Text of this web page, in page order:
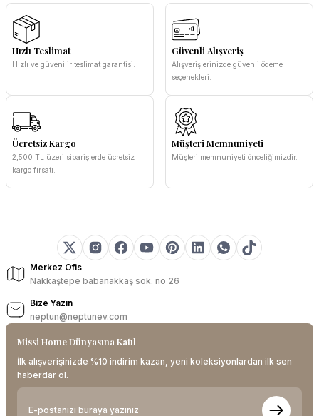
Hızlı Teslimat
Hızlı ve güvenilir teslimat garantisi.
Güvenli Alışveriş
Alışverişlerinizde güvenli ödeme
seçenekleri.
Ücretsiz Kargo
2,500 TL üzeri siparişlerde ücretsiz
kargo fırsatı.
Müşteri Memnuniyeti
Müşteri memnuniyeti önceliğimizdir.
Merkez Ofis
Nakkaştepe babanakkaş sok. no 26
Bize Yazın
neptun@neptunev.com
Missi Home Dünyasına Katıl
İlk alışverişinizde %10 indirim kazan, yeni koleksiyonlardan ilk sen
haberdar ol.